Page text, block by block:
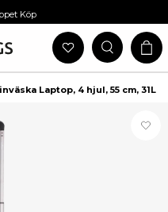
Köp
Butik
Över 999 Kr
Laptop, 4 hjul, 55 cm, 31L